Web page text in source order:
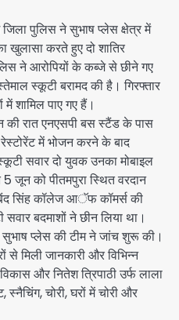
पुलिस ने सुभाष प्लेस क्षेत्र में
खुलासा करते हुए दो शातिर
ने आरोपियों के कब्जे से छीने गए
स्कूटी बरामद की है। गिरफ्तार
शामिल पाए गए हैं।
रात एनएसपी बस स्टैंड के पास
में भोजन करने के बाद
सवार दो युवक उनका मोबाइल
जून को पीतमपुरा स्थित वरदान
सिंह कॉलेज आॅफ कॉमर्स की
सवार बदमाशों ने छीन लिया था।
सुभाष प्लेस की टीम ने जांच शुरू की।
से मिली जानकारी और विभिन्न
और नितेश त्रिपाठी उर्फ लाला
स्नैचिंग, चोरी, घरों में चोरी और